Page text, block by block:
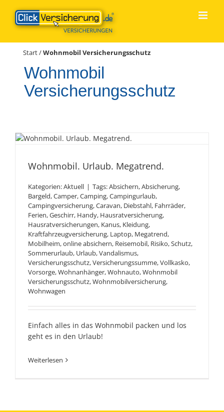
Inhalt
springen
Start/Wohnmobil Versicherungsschutz
Wohnmobil
Versicherungsschutz
Wohnmobil. Urlaub.
Megatrend.
Wohnmobil. Urlaub. Megatrend.
Kategorien:Aktuell | Tags:Absichern,Absicherung,
Bargeld,Camper,Camping,Campingurlaub,
Campingversicherung,Caravan, Diebstahl, Fahrräder,
Ferien,Geschirr, Handy, Hausratversicherung,
Hausratversicherungen, Kanus, Kleidung,
Kraftfahrzeugversicherung, Laptop, Megatrend,
Mobilheim,online absichern, Reisemobil, Risiko,Schutz,
Sommerurlaub, Urlaub,Vandalismus,
Versicherungsschutz,Versicherungssumme,Vollkasko,
Vorsorge,Wohnanhänger,Wohnauto,Wohnmobil
Versicherungsschutz,Wohnmobilversicherung,
Wohnwagen
Einfach alles in das Wohnmobil packen und los
geht es in den Urlaub!
Weiterlesen